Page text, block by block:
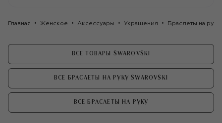
Главная Женское Аксессуары Украшения Браслеты на руку
ВСЕ ТОВАРЫ SWAROVSKI
ВСЕ БРАСЛЕТЫ НА РУКУ SWAROVSKI
ВСЕ БРАСЛЕТЫ НА РУКУ